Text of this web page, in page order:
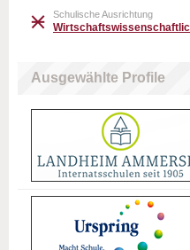
Schulische Ausrichtung
Ausgewählte Profile